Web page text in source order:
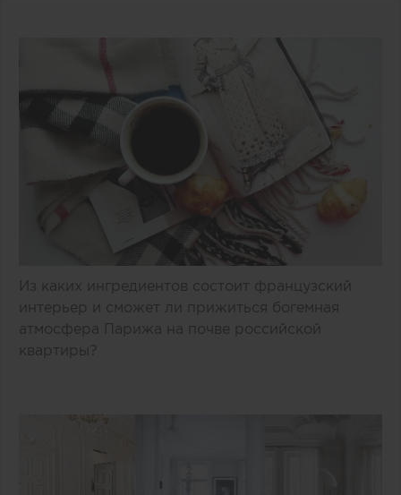
Из каких ингредиентов состоит французский
интерьер и сможет ли прижиться богемная
атмосфера Парижа на почве российской
квартиры?